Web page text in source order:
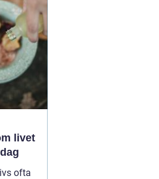
och
at...
livet
ofta